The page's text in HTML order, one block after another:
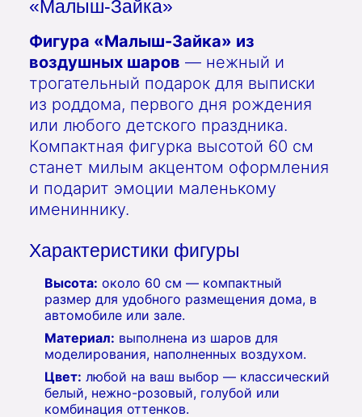
«Малыш-Зайка»
Фигура «Малыш-Зайка» из
воздушных шаров — нежный и
трогательный подарок для выписки
из роддома, первого дня рождения
или любого детского праздника.
Компактная фигурка высотой 60 см
станет милым акцентом оформления
и подарит эмоции маленькому
имениннику.
Характеристики фигуры
Высота: около 60 см — компактный
размер для удобного размещения дома, в
автомобиле или зале.
Материал: выполнена из шаров для
моделирования, наполненных воздухом.
Цвет: любой на ваш выбор — классический
белый, нежно-розовый, голубой или
комбинация оттенков.